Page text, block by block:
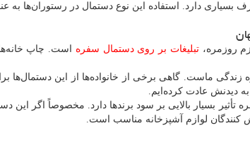
بسیاری دارد. استفاده این نوع دستمال در رستوران‌ها به
روزمره،تبلیغات بر روی دستمال سفره است. چاپ خانه‌ها
ماست. گاهی برخی از خانواده‌ها از این دستمال‌ها
دیدنش عادت کرده‌ایم.
تأثیر بسیار بالایی بر سود برندها دارد. مخصوصاً اگر این
کنندگان لوازم آشپزخانه مناسب است.